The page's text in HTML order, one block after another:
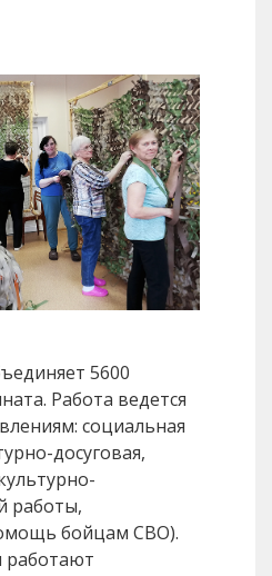
5600
Работа ведется
социальная
досуговая,
работы,
бойцам СВО).
работают